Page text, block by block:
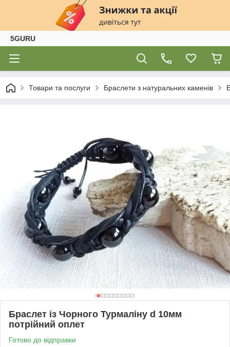
5GURU
Товари та послуги Браслети з натуральних каменів
Браслет із Чорного Турмаліну d 10мм
потрійний оплет
Готово до відправки